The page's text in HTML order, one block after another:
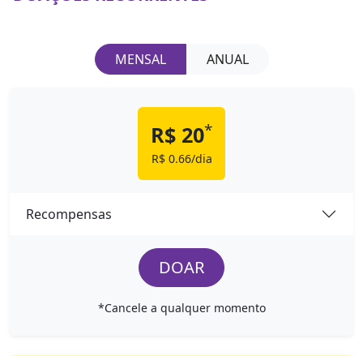
MENSAL ANUAL
R$ 20*
R$ 0.66/dia
Recompensas
DOAR
*Cancele a qualquer momento